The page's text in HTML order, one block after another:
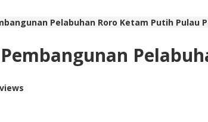
Pelabuhan Roro Ketam Putih Pulau